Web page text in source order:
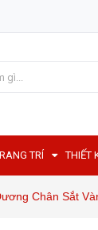
TRÍ THIẾT
Chân Sắt